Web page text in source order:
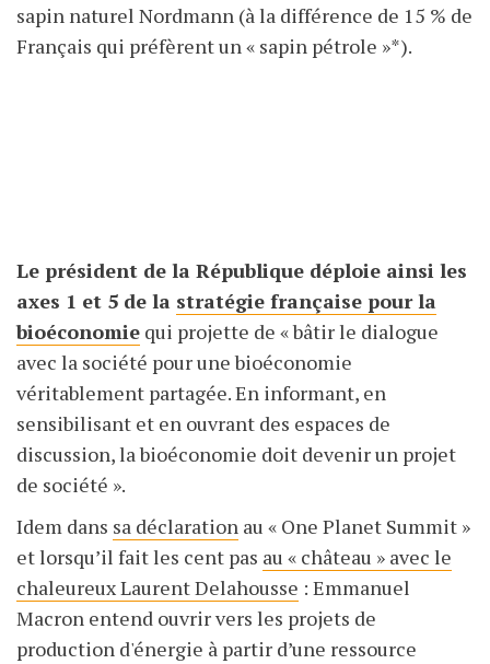
sapin naturel Nordmann (à la différence de 15 % de
Français qui préfèrent un « sapin pétrole »*).
Le président de la République déploie ainsi les
axes 1 et 5 de la stratégie française pour la
bioéconomie qui projette de « bâtir le dialogue
avec la société pour une bioéconomie
véritablement partagée. En informant, en
sensibilisant et en ouvrant des espaces de
discussion, la bioéconomie doit devenir un projet
de société ».
Idem dans sa déclaration au « One Planet Summit »
et lorsqu’il fait les cent pas au « château » avec le
chaleureux Laurent Delahousse : Emmanuel
Macron entend ouvrir vers les projets de
production d'énergie à partir d’une ressource